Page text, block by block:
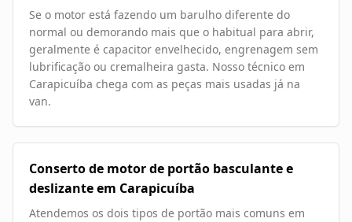
Se o motor está fazendo um barulho diferente do
normal ou demorando mais que o habitual para abrir,
geralmente é capacitor envelhecido, engrenagem sem
lubrificação ou cremalheira gasta. Nosso técnico em
Carapicuíba chega com as peças mais usadas já na
van.
Conserto de motor de portão basculante e
deslizante em Carapicuíba
Atendemos os dois tipos de portão mais comuns em